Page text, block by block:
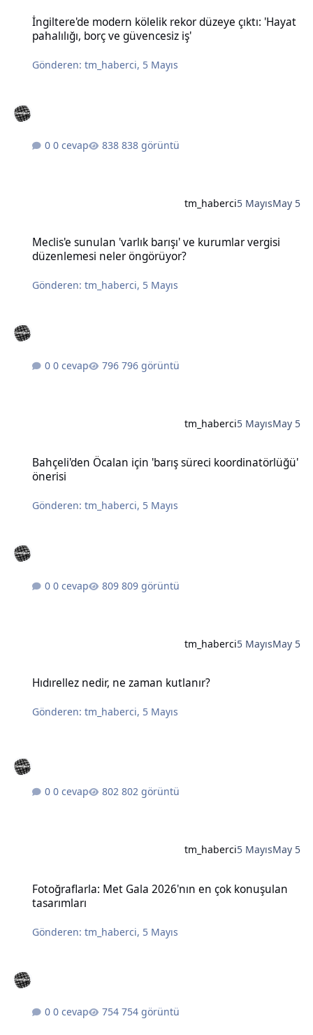
İngiltere'de modern kölelik rekor düzeye çıktı: 'Hayat
pahalılığı, borç ve güvencesiz iş'
Gönderen:tm_haberci, 5 Mayıs
0 cevap 838 görüntü
tm_haberci5 MayısMay 5
Meclis'e sunulan 'varlık barışı' ve kurumlar vergisi
düzenlemesi neler öngörüyor?
Gönderen:tm_haberci, 5 Mayıs
0 cevap 796 görüntü
tm_haberci5 MayısMay 5
Bahçeli'den Öcalan için 'barış süreci koordinatörlüğü'
önerisi
Gönderen:tm_haberci, 5 Mayıs
0 cevap 809 görüntü
tm_haberci5 MayısMay 5
Hıdırellez nedir, ne zaman kutlanır?
Gönderen:tm_haberci, 5 Mayıs
0 cevap 802 görüntü
tm_haberci5 MayısMay 5
Fotoğraflarla: Met Gala 2026'nın en çok konuşulan
tasarımları
Gönderen:tm_haberci, 5 Mayıs
0 cevap 754 görüntü